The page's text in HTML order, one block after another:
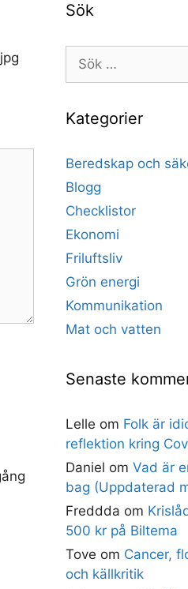
Sök
Sök
efter:
Kategorier
Beredskap och
Blogg
Checklistor
Ekonomi
Friluftsliv
Grön energi
Kommunikation
Mat och vatten
Senaste
Lelle om Folk är
reflektion kring
Daniel om Vad är
bag (Uppdaterad
Freddda om
500 kr på Biltema
Tove om Cancer,
och källkritik